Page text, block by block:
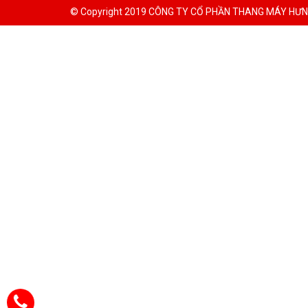
© Copyright 2019 CÔNG TY CỔ PHẦN THANG MÁY